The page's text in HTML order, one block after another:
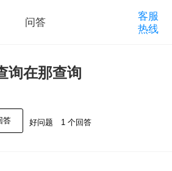
问答
客服
热线
询在那查询
答 好问题 1 个回答